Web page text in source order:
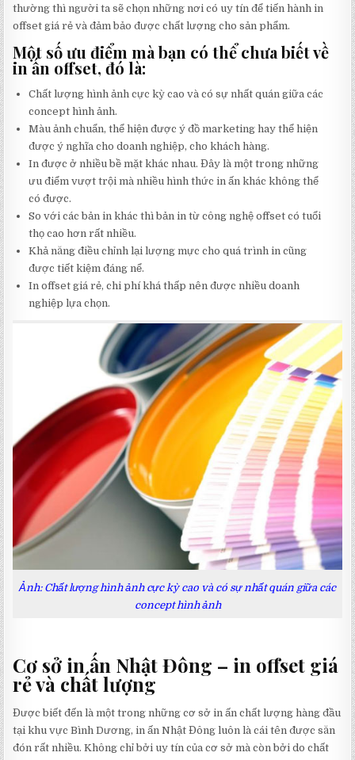
thường thì người ta sẽ chọn những nơi có uy tín để tiến hành in
offset giá rẻ và đảm bảo được chất lượng cho sản phẩm.
Một số ưu điểm mà bạn có thể chưa biết về
in ấn offset, đó là:
Chất lượng hình ảnh cực kỳ cao và có sự nhất quán giữa các
concept hình ảnh.
Màu ảnh chuẩn, thể hiện được ý đồ marketing hay thể hiện
được ý nghĩa cho doanh nghiệp, cho khách hàng.
In được ở nhiều bề mặt khác nhau. Đây là một trong những
ưu điểm vượt trội mà nhiều hình thức in ấn khác không thể
có được.
So với các bản in khác thì bản in từ công nghệ offset có tuổi
thọ cao hơn rất nhiều.
Khả năng điều chỉnh lại lượng mực cho quá trình in cũng
được tiết kiệm đáng nể.
In offset giá rẻ, chi phí khá thấp nên được nhiều doanh
nghiệp lựa chọn.
Ảnh: Chất lượng hình ảnh cực kỳ cao và có sự nhất quán giữa các
concept hình ảnh
Cơ sở in ấn Nhật Đông – in offset giá
rẻ và chất lượng
Được biết đến là một trong những cơ sở in ấn chất lượng hàng đầu
tại khu vực Bình Dương, in ấn Nhật Đông luôn là cái tên được săn
đón rất nhiều. Không chỉ bởi uy tín của cơ sở mà còn bởi do chất